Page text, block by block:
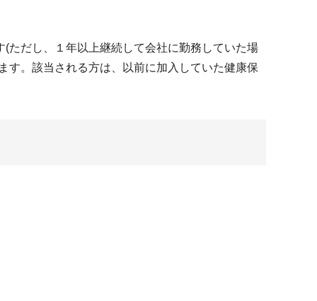
ただし、１年以上継続して会社に勤務していた場
す。該当される方は、以前に加入していた健康保